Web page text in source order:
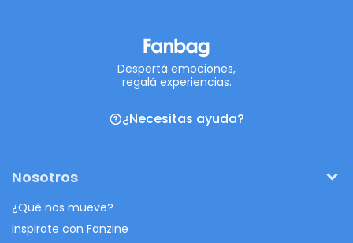
Despertá emociones,
regalá experiencias.
¿Necesitas ayuda?
Nosotros
¿Qué nos mueve?
Inspirate con Fanzine